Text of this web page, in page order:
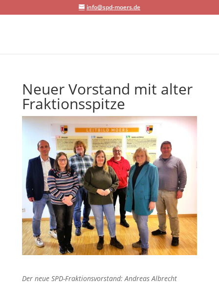
info@spd-moers.de
Neuer Vorstand mit alter
Fraktionsspitze
Der neue SPD-Fraktionsvorstand: Andreas Albrecht